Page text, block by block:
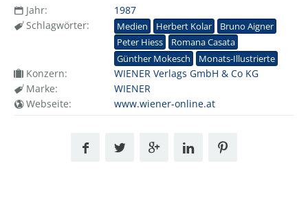
Jahr:
1987
Schlagwörter:
Medien Herbert Kolar
Bruno Aigner
Peter Hiess
Romana Casata
Günther Mokesch
Monats-Illustrierte
Konzern:
WIENER Verlags GmbH & Co KG
Marke:
WIENER
Webseite:
www.wiener-online.at